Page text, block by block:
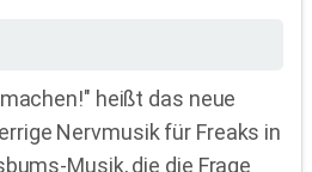
heißt das neue
Nervmusik für Freaks in
Musik, die die Frage